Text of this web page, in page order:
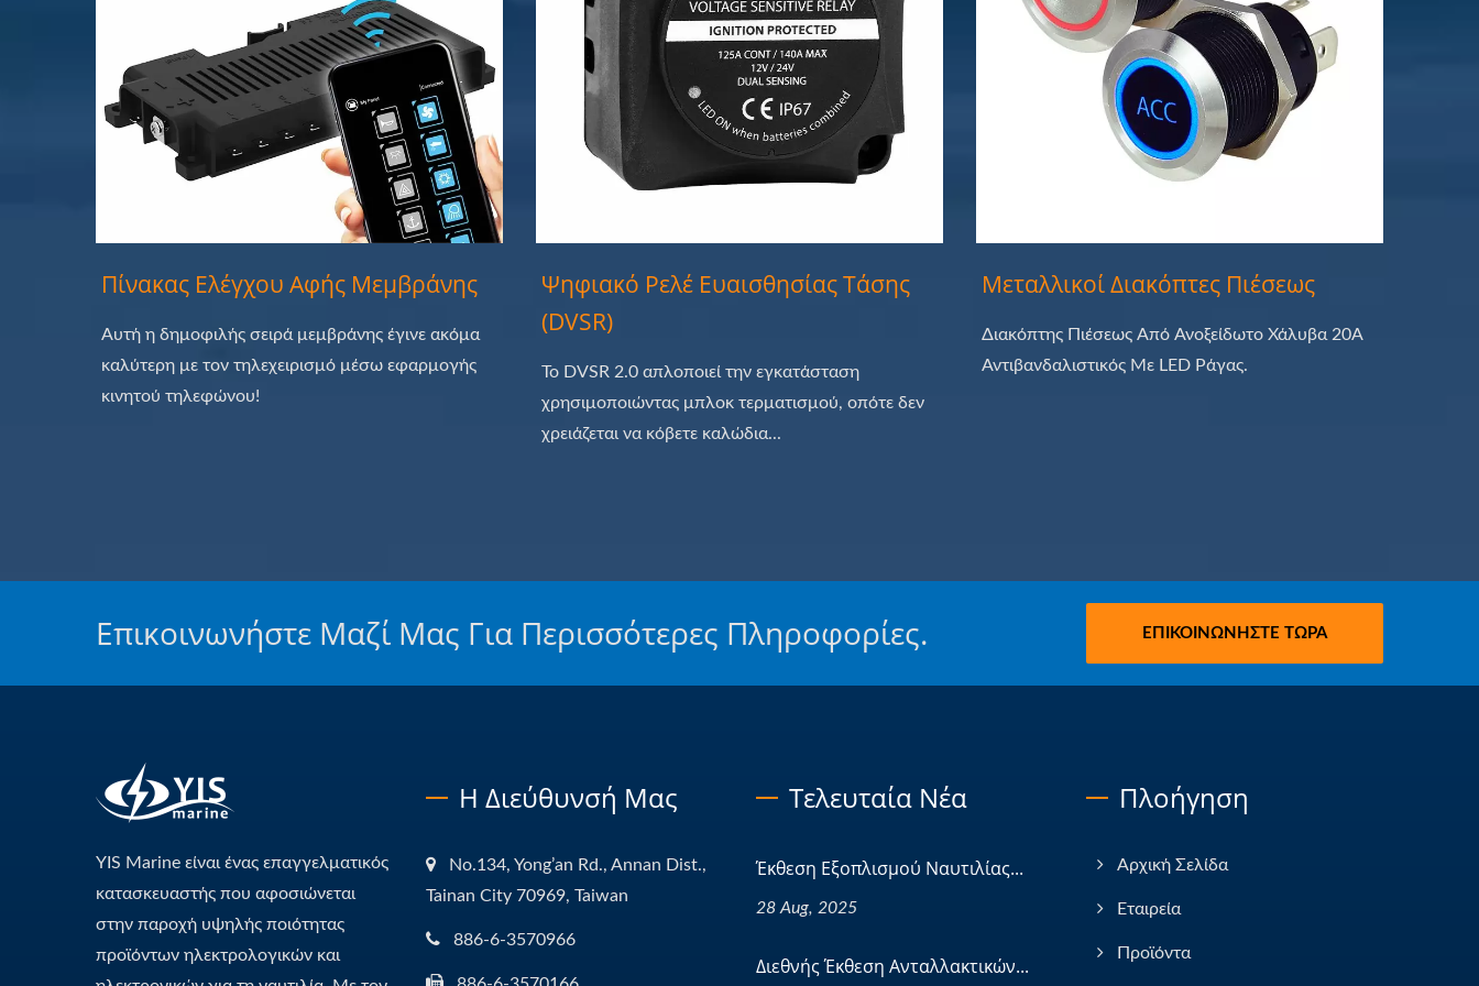
Πίνακας Ελέγχου Αφής Μεμβράνης
Αυτή η δημοφιλής σειρά μεμβράνης έγινε ακόμα
καλύτερη με τον τηλεχειρισμό μέσω εφαρμογής
κινητού τηλεφώνου!
Ψηφιακό Ρελέ Ευαισθησίας Τάσης
(DVSR)
Το DVSR 2.0 απλοποιεί την εγκατάσταση
χρησιμοποιώντας μπλοκ τερματισμού, οπότε δεν
χρειάζεται να κόβετε καλώδια...
Μεταλλικοί Διακόπτες Πιέσεως
Διακόπτης Πιέσεως Από Ανοξείδωτο Χάλυβα 20A
Αντιβανδαλιστικός Με LED Ράγας.
Επικοινωνήστε Μαζί Μας Για Περισσότερες Πληροφορίες. ΕΠΙΚΟΙΝΩΝΉΣΤΕ ΤΏΡΑ
YIS Marine είναι ένας επαγγελματικός
κατασκευαστής που αφοσιώνεται
στην παροχή υψηλής ποιότητας
προϊόντων ηλεκτρολογικών και
Η Διεύθυνσή Μας
No.134, Yong’an Rd., Annan Dist.,
Tainan City 70969, Taiwan
886-6-3570966
Τελευταία Νέα
Έκθεση Εξοπλισμού Ναυτιλίας...
28 Aug, 2025
Διεθνής Έκθεση Ανταλλακτικών...
Πλοήγηση
Αρχική Σελίδα
Εταιρεία
Προϊόντα